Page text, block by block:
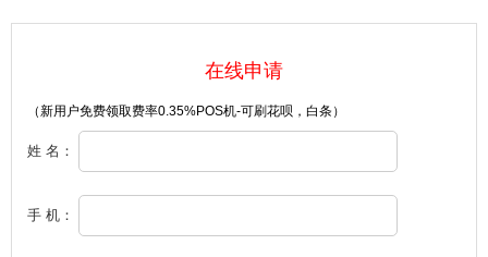
在线申请
（新用户免费领取费率0.35%POS机-可刷花呗，白条）
姓 名：
手 机：